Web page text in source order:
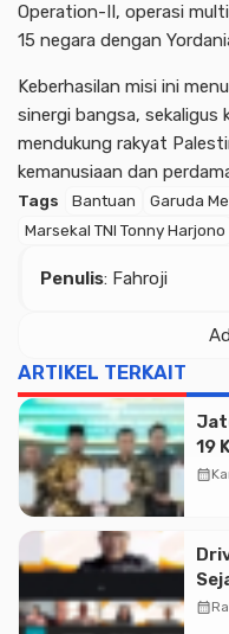
Operation-II, operasi
15 negara dengan
Keberhasilan misi ini
sinergi bangsa, sekaligus
mendukung rakyat
kemanusiaan dan
Tags Bantuan Garuda
Marsekal TNI Tonny Harjono
Penulis: Fahroji
ARTIKEL TERKAIT
19
calendar_month
calendar_month